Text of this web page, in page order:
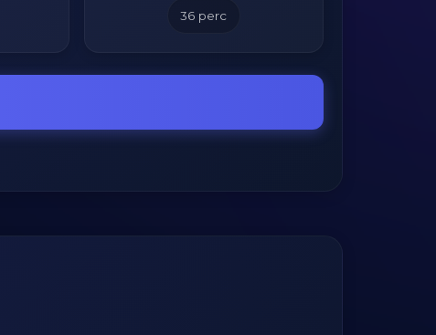
36 perc